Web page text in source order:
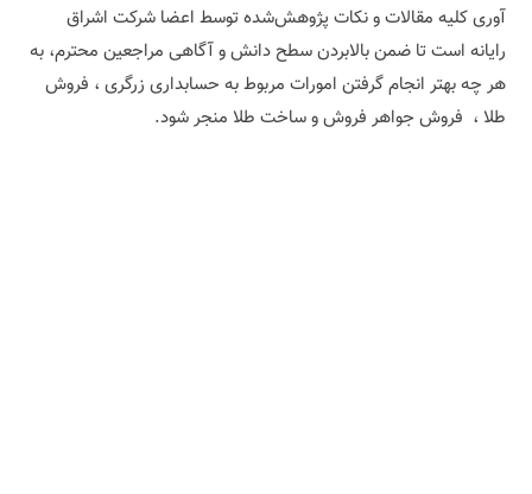
آوری کلیه مقالات و نکات پژوهش‌شده توسط اعضا شرکت اشراق
رایانه است تا ضمن بالابردن سطح دانش و آگاهی مراجعین محترم، به
هر چه بهتر انجام گرفتن امورات مربوط به حسابداری زرگری ، فروش
طلا ، فروش جواهر فروش و ساخت طلا منجر شود.